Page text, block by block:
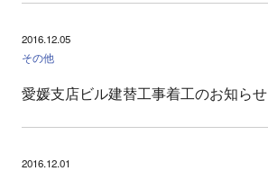
2016.12.05
その他
愛媛支店ビル建替工事着工のお知らせ
2016.12.01